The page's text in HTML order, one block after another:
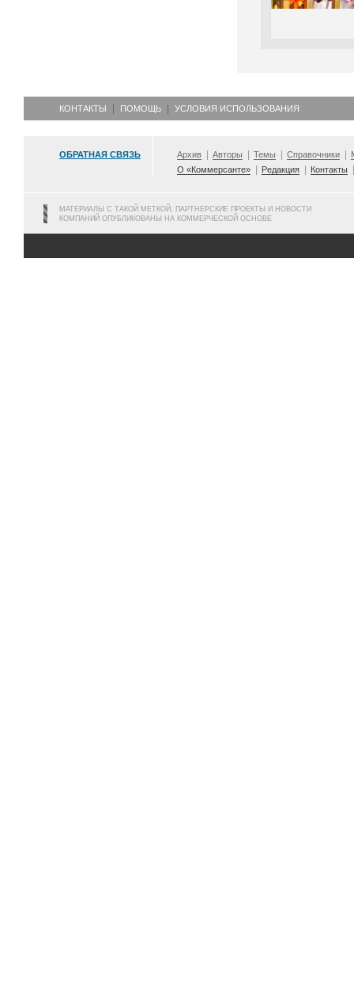
КОНТАКТЫ ПОМОЩЬ УСЛОВИЯ ИСПОЛЬЗОВАНИЯ
ОБРАТНАЯ СВЯЗЬ Архив Авторы Темы Справочники
О «Коммерсанте»
Редакция Контакты
МАТЕРИАЛЫ С ТАКОЙ МЕТКОЙ, ПАРТНЕРСКИЕ ПРОЕКТЫ И НОВОСТИ
КОМПАНИЙ ОПУБЛИКОВАНЫ НА КОММЕРЧЕСКОЙ ОСНОВЕ